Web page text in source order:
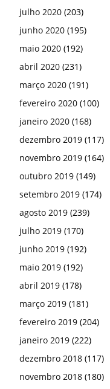
julho 2020 (203)
junho 2020 (195)
maio 2020 (192)
abril 2020 (231)
março 2020 (191)
fevereiro 2020 (100)
janeiro 2020 (168)
dezembro 2019 (117)
novembro 2019 (164)
outubro 2019 (149)
setembro 2019 (174)
agosto 2019 (239)
julho 2019 (170)
junho 2019 (192)
maio 2019 (192)
abril 2019 (178)
março 2019 (181)
fevereiro 2019 (204)
janeiro 2019 (222)
dezembro 2018 (117)
novembro 2018 (180)